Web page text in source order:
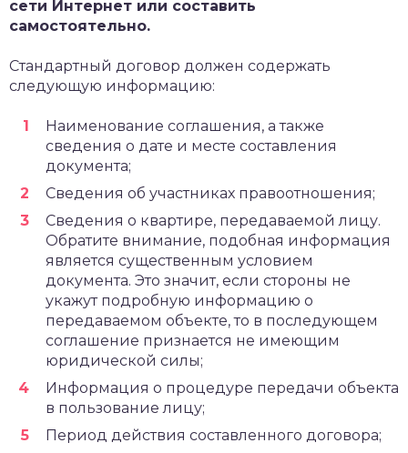
сети Интернет или составить
самостоятельно.
Стандартный договор должен содержать
следующую информацию:
Наименование соглашения, а также
сведения о дате и месте составления
документа;
Сведения об участниках правоотношения;
Сведения о квартире, передаваемой лицу.
Обратите внимание, подобная информация
является существенным условием
документа. Это значит, если стороны не
укажут подробную информацию о
передаваемом объекте, то в последующем
соглашение признается не имеющим
юридической силы;
Информация о процедуре передачи объекта
в пользование лицу;
Период действия составленного договора;